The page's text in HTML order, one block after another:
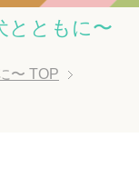
ともに〜
〜 TOP